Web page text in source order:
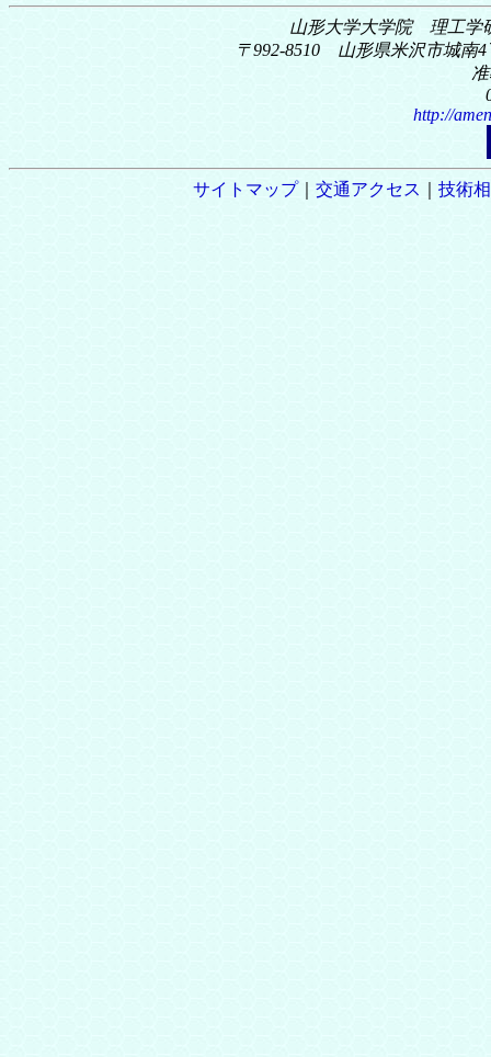
山形大学大学院 理工学
〒992-8510 山形県米沢市城南4
http://
サイトマップ｜ 交通アクセス 技術